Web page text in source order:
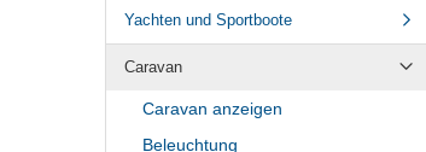
Yachten und Sportboote
Caravan
Caravan anzeigen
Beleuchtung